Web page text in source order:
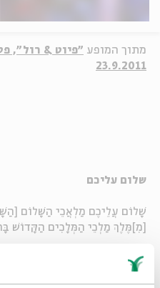
מתוך המופע "פיוט & רול",
23.9.2011
שלום עליכם
שָׁלוֹם עֲלֵיכֶם מַלְאֲכֵי הַשָּׁלוֹם
[מִ]מֶּלֶךְ מַלְכֵי הַמְּלָכִים הַקָּדוֹשׁ
בּוֹאֲכֶם לְשָׁלוֹם מַלְאֲכֵי הַשָּׁלוֹם
[מִ]מֶּלֶךְ מַלְכֵי הַמְּלָכִים הַקָּדוֹשׁ